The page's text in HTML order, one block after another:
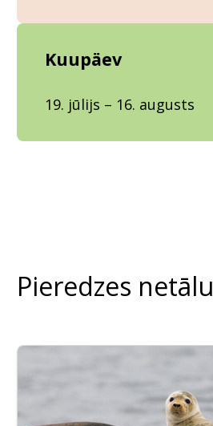
Kuupäev
19. jūlijs – 16. augusts
Pieredzes netālu